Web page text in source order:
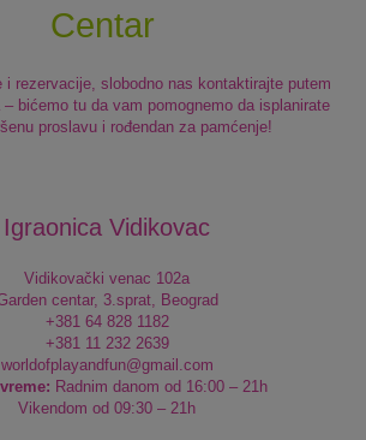
Centar
i rezervacije, slobodno nas kontaktirajte putem
bićemo tu da vam pomognemo da isplanirate
proslavu i rođendan za pamćenje!
Igraonica Vidikovac
Vidikovački venac 102a
centar, 3.sprat, Beograd
+381 64 828 1182
+381 11 232 2639
worldofplayandfun@gmail.com
Radnim danom od 16:00 – 21h
Vikendom od 09:30 – 21h